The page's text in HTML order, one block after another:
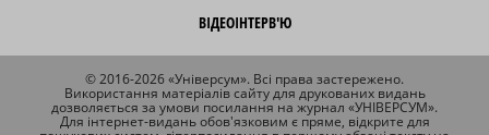
ВІДЕОІНТЕРВ'Ю
© 2016-2026 «Універсум». Всі права застережено.
Використання матеріалів сайту для друкованих видань
дозволяється за умови посилання на журнал «УНІВЕРСУМ».
Для інтернет-видань обов'язковим є пряме, відкрите для